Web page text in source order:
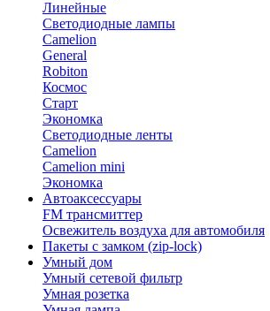
Линейные
Светодиодные лампы
Camelion
General
Robiton
Космос
Старт
Экономка
Светодиодные ленты
Camelion
Camelion mini
Экономка
Автоаксессуары
FM трансмиттер
Освежитель воздуха для автомобиля
Пакеты с замком (zip-lock)
Умный дом
Умный сетевой фильтр
Умная розетка